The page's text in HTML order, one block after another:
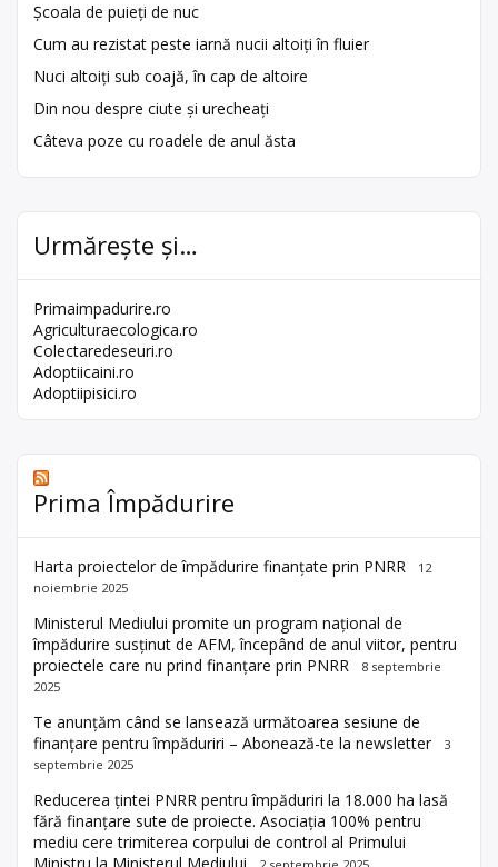
Școala de puieți de nuc
Cum au rezistat peste iarnă nucii altoiți în fluier
Nuci altoiți sub coajă, în cap de altoire
Din nou despre ciute și urecheați
Câteva poze cu roadele de anul ăsta
Urmărește și…
Primaimpadurire.ro
Agriculturaecologica.ro
Colectaredeseuri.ro
Adoptiicaini.ro
Adoptiipisici.ro
Prima Împădurire
Harta proiectelor de împădurire finanțate prin PNRR
12
noiembrie 2025
Ministerul Mediului promite un program național de
împădurire susținut de AFM, începând de anul viitor, pentru
proiectele care nu prind finanțare prin PNRR
8 septembrie
2025
Te anunțăm când se lansează următoarea sesiune de
finanțare pentru împăduriri – Abonează-te la newsletter
3
septembrie 2025
Reducerea țintei PNRR pentru împăduriri la 18.000 ha lasă
fără finanțare sute de proiecte. Asociația 100% pentru
mediu cere trimiterea corpului de control al Primului